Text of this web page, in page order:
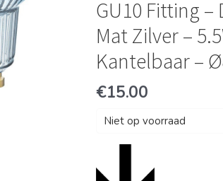
GU10 Fitting
Mat Zilver –
Kantelbaar –
€15.00
Niet op voorraad